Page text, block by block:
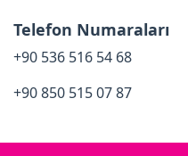
Telefon Numaraları
+90 536 516 54 68
+90 850 515 07 87